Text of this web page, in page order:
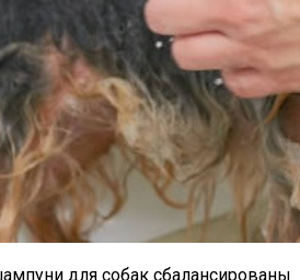
для собак сбалансированы